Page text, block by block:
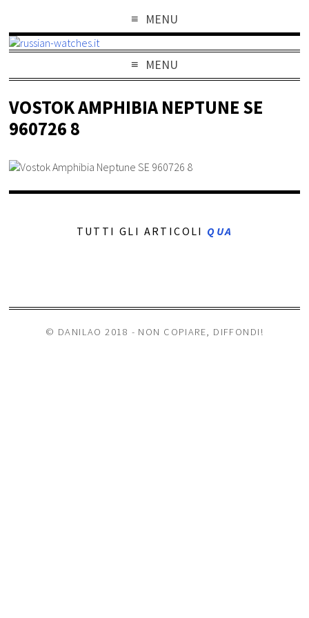
MENU
MENU
VOSTOK AMPHIBIA NEPTUNE SE
960726 8
TUTTI GLI ARTICOLI QUA
© DANILAO 2018 - NON COPIARE, DIFFONDI!